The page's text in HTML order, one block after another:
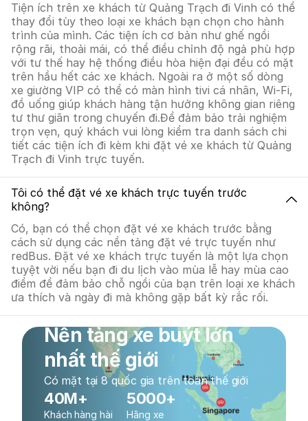
Tiện ích trên xe khách từ Quảng Trạch đi Vinh có thể
thay đổi tùy theo loại xe khách bạn chọn cho hành
trình của mình. Các tiện ích cơ bản như ghế ngồi
rộng rãi, thoải mái, có thể điều chỉnh độ ngả phù hợp
với tư thế hay hệ thống điều hòa hiện đại đều có mặt
trên hầu hết các xe khách. Ngoài ra ở một số dòng
xe giường VIP có thể có màn hình tivi cá nhân, Wi-Fi,
đồ uống giúp khách hàng tận hưởng không gian riêng
tư thư giãn trong chuyến đi.Để đảm bảo trải nghiệm
trọn vẹn, quý khách vui lòng kiểm tra danh sách chi
tiết các tiện ích đi kèm khi đặt vé xe khách từ Quảng
Trạch đi Vinh trực tuyến.
Tôi có thể đặt vé xe khách trực tuyến trước
không?
Có, bạn có thể chọn đặt vé xe khách trước bằng
cách sử dụng các nền tảng đặt vé trực tuyến như
redBus. Đặt vé xe khách trực tuyến là một lựa chọn
tuyệt vời nếu bạn đi du lịch vào mùa lễ hay mùa cao
điểm để đảm bảo chỗ ngồi của bạn trên loại xe khách
ưa thích và ngày đi mà không gặp bất kỳ rắc rối.
Nền tảng xe buýt lớn
nhất thế giới
Có mặt tại 8 quốc gia trên toàn thế giới
40M+
Khách hàng hài
5000+
Hãng xe